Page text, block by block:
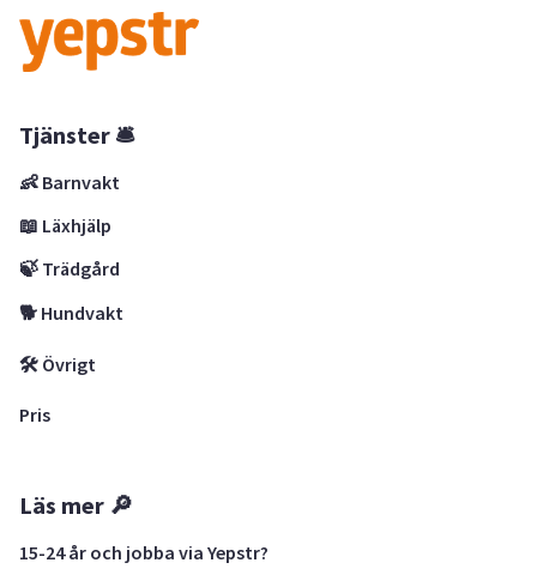
Tjänster 🛎
👶 Barnvakt
📖 Läxhjälp
🍃 Trädgård
🐕 Hundvakt
🛠 Övrigt
Pris
Läs mer 🔎
15-24 år och jobba via Yepstr?